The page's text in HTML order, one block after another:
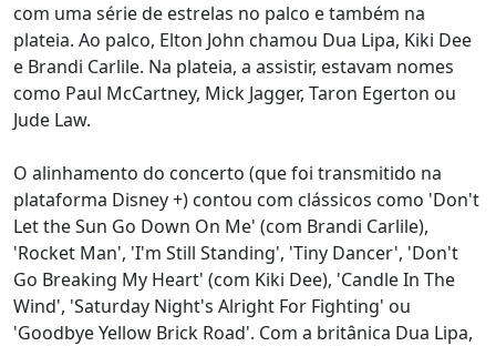
com uma série de estrelas no palco e também na
plateia. Ao palco, Elton John chamou Dua Lipa, Kiki Dee
e Brandi Carlile. Na plateia, a assistir, estavam nomes
como Paul McCartney, Mick Jagger, Taron Egerton ou
Jude Law.
O alinhamento do concerto (que foi transmitido na
plataforma Disney +) contou com clássicos como 'Don't
Let the Sun Go Down On Me' (com Brandi Carlile),
'Rocket Man', 'I'm Still Standing', 'Tiny Dancer', 'Don't
Go Breaking My Heart' (com Kiki Dee), 'Candle In The
Wind', 'Saturday Night's Alright For Fighting' ou
'Goodbye Yellow Brick Road'. Com a britânica Dua Lipa,